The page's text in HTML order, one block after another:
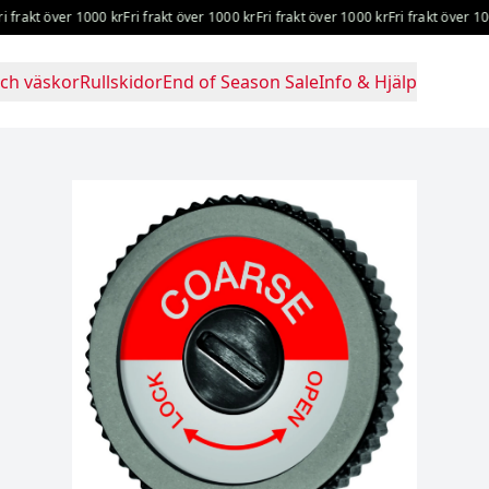
över 1000 krFri frakt över 1000 krFri frakt över 1000 krFri frakt över 1000
väskorRullskidorEnd of Season SaleInfo & Hjälp